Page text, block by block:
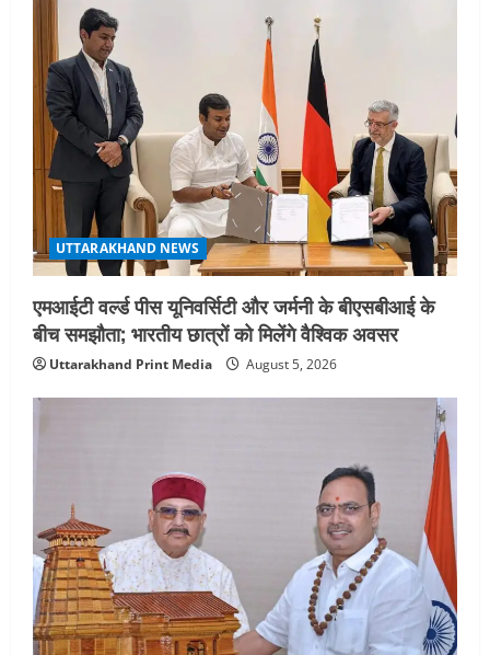
UTTARAKHAND NEWS
एमआईटी वर्ल्ड पीस यूनिवर्सिटी और जर्मनी के बीएसबीआई के
बीच समझौता; भारतीय छात्रों को मिलेंगे वैश्विक अवसर
Uttarakhand Print Media August 5, 2026